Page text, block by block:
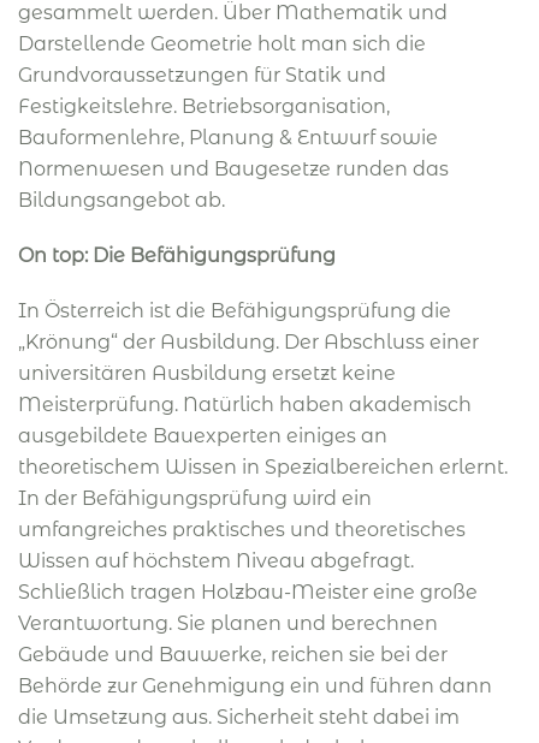
gesammelt werden. Über Mathematik und
Darstellende Geometrie holt man sich die
Grundvoraussetzungen für Statik und
Festigkeitslehre. Betriebsorganisation,
Bauformenlehre, Planung & Entwurf sowie
Normenwesen und Baugesetze runden das
Bildungsangebot ab.
On top: Die Befähigungsprüfung
In Österreich ist die Befähigungsprüfung die
„Krönung“ der Ausbildung. Der Abschluss einer
universitären Ausbildung ersetzt keine
Meisterprüfung. Natürlich haben akademisch
ausgebildete Bauexperten einiges an
theoretischem Wissen in Spezialbereichen erlernt.
In der Befähigungsprüfung wird ein
umfangreiches praktisches und theoretisches
Wissen auf höchstem Niveau abgefragt.
Schließlich tragen Holzbau-Meister eine große
Verantwortung. Sie planen und berechnen
Gebäude und Bauwerke, reichen sie bei der
Behörde zur Genehmigung ein und führen dann
die Umsetzung aus. Sicherheit steht dabei im